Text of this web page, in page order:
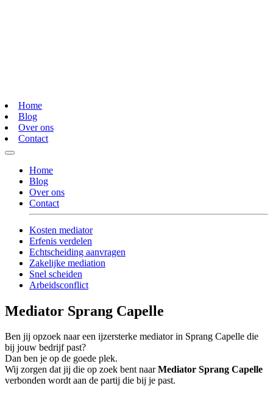
Home
Blog
Over ons
Contact
Home
Blog
Over ons
Contact
Kosten mediator
Erfenis verdelen
Echtscheiding aanvragen
Zakelijke mediation
Snel scheiden
Arbeidsconflict
Mediator Sprang Capelle
Ben jij opzoek naar een ijzersterke mediator in Sprang Capelle die
bij jouw bedrijf past?
Dan ben je op de goede plek.
Wij zorgen dat jij die op zoek bent naarMediator Sprang Capelle
verbonden wordt aan de partij die bij je past.